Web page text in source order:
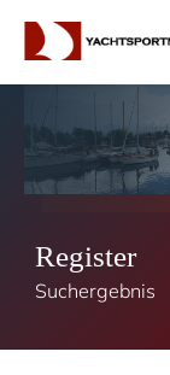
Register
Suchergebnis